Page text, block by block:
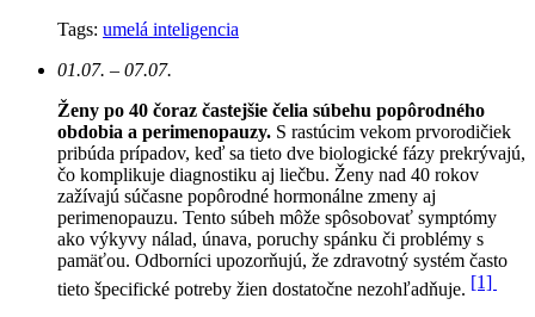
Tags: umelá inteligencia
01.07. – 07.07.
Ženy po 40 čoraz častejšie čelia súbehu popôrodného
obdobia a perimenopauzy. S rastúcim vekom prvorodičiek
pribúda prípadov, keď sa tieto dve biologické fázy prekrývajú,
čo komplikuje diagnostiku aj liečbu. Ženy nad 40 rokov
zažívajú súčasne popôrodné hormonálne zmeny aj
perimenopauzu. Tento súbeh môže spôsobovať symptómy
ako výkyvy nálad, únava, poruchy spánku či problémy s
pamäťou. Odborníci upozorňujú, že zdravotný systém často
tieto špecifické potreby žien dostatočne nezohľadňuje. [1]